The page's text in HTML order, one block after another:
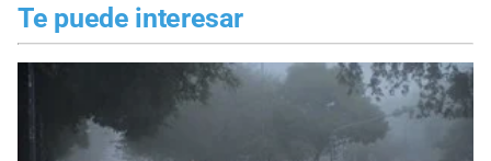
Te puede interesar